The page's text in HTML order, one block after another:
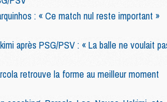
: « Ce match nul reste important »
après PSG/PSV : « La balle ne voulait
retrouve la forme au meilleur moment